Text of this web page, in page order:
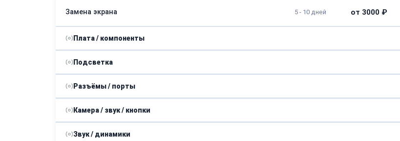
Замена экрана 5 - 10 дней от 3000 ₽
Плата / компоненты
Ремонт видеокарты
Ремонт материнской платы
Подсветка
Замена подсветки
Разъёмы / порты
Замена портов
Камера / звук / кнопки
Замена камеры
Звук / динамики